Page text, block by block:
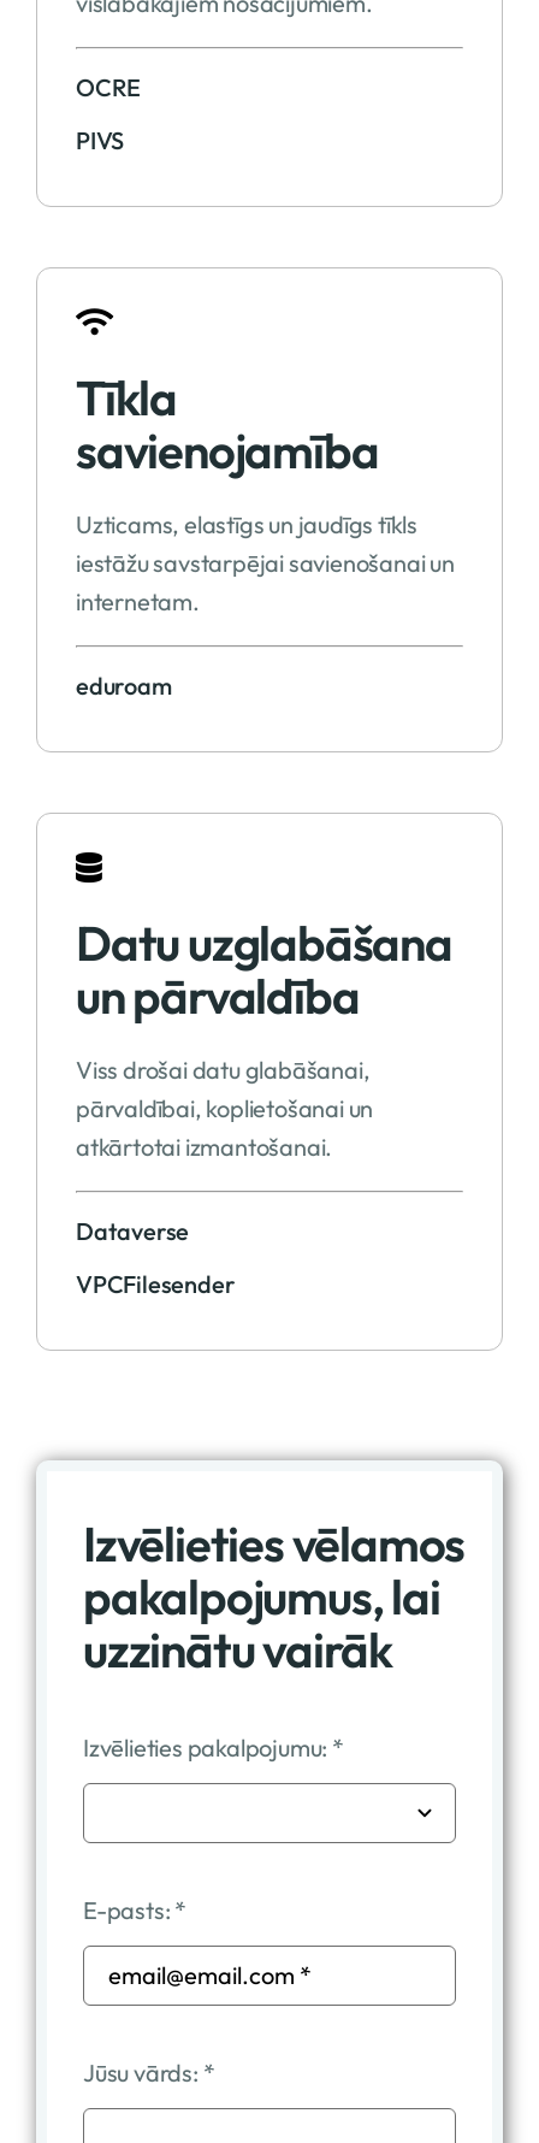
OCRE
PIVS
Tīkla
savienojamība
Uzticams, elastīgs un jaudīgs tīkls
iestāžu savstarpējai savienošanai un
internetam.
eduroam
Datu uzglabāšana
un pārvaldība
Viss drošai datu glabāšanai,
pārvaldībai, koplietošanai un
atkārtotai izmantošanai.
Dataverse
VPCFilesender
Izvēlieties vēlamos
pakalpojumus, lai
uzzinātu vairāk
Izvēlieties pakalpojumu: *
E-pasts: *
Jūsu vārds: *